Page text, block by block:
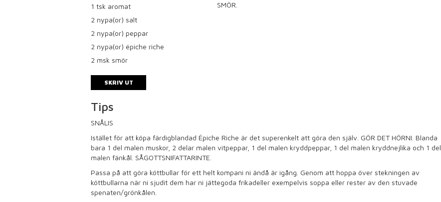
1 tsk aromat
2 nypa(or) salt
2 nypa(or) peppar
2 nypa(or) épiche riche
2 msk smör
SKRIV UT
SMÖR.
Tips
SNÅLIS
Istället för att köpa färdigblandad Épiche Riche är det superenkelt att göra den själv. GÖR DET HÖRNI. Blanda
bara 1 del malen muskor, 2 delar malen vitpeppar, 1 del malen kryddpeppar, 1 del malen kryddnejlika och 1 del
malen fänkål. SÅGOTTSNIFATTARINTE.
Passa på att göra köttbullar för ett helt kompani ni ändå är igång. Genom att hoppa över stekningen av
köttbullarna när ni sjudit dem har ni jättegoda frikadeller exempelvis soppa eller rester av den stuvade
spenaten/grönkålen.